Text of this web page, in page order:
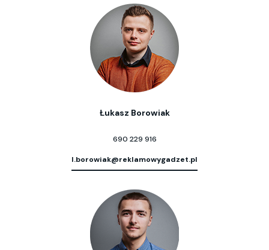
Łukasz Borowiak
690 229 916
l.borowiak@reklamowygadzet.pl